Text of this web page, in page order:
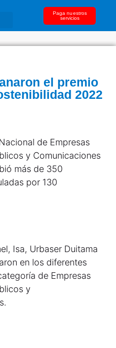
Paga nuestros
servicios
el premio
2022
de Empresas
y Comunicaciones
más de 350
por 130
Isa, Urbaser Duitama
en los diferentes
de Empresas
y